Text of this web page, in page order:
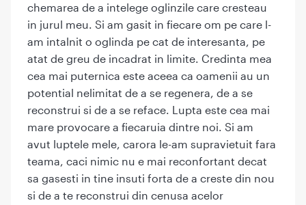
chemarea de a intelege oglinzile care cresteau
in jurul meu. Si am gasit in fiecare om pe care l-
am intalnit o oglinda pe cat de interesanta, pe
atat de greu de incadrat in limite. Credinta mea
cea mai puternica este aceea ca oamenii au un
potential nelimitat de a se regenera, de a se
reconstrui si de a se reface. Lupta este cea mai
mare provocare a fiecaruia dintre noi. Si am
avut luptele mele, carora le-am supravietuit fara
teama, caci nimic nu e mai reconfortant decat
sa gasesti in tine insuti forta de a creste din nou
si de a te reconstrui din cenusa acelor